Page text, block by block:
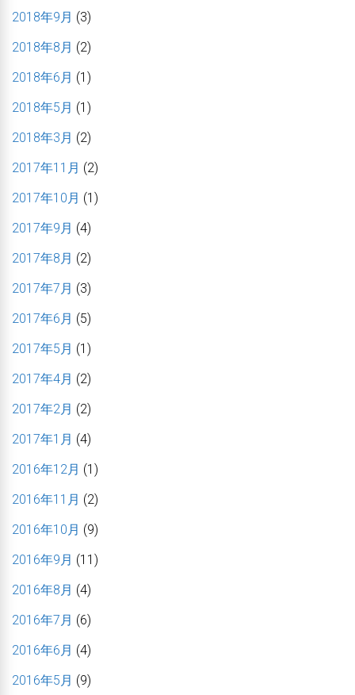
2018年9月 (3)
2018年8月 (2)
2018年6月 (1)
2018年5月 (1)
2018年3月 (2)
2017年11月 (2)
2017年10月 (1)
2017年9月 (4)
2017年8月 (2)
2017年7月 (3)
2017年6月 (5)
2017年5月 (1)
2017年4月 (2)
2017年2月 (2)
2017年1月 (4)
2016年12月 (1)
2016年11月 (2)
2016年10月 (9)
2016年9月 (11)
2016年8月 (4)
2016年7月 (6)
2016年6月 (4)
2016年5月 (9)